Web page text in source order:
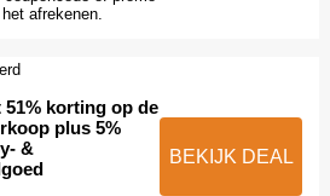
afrekenen.
korting op de
plus 5%
&
BEKIJK DEAL